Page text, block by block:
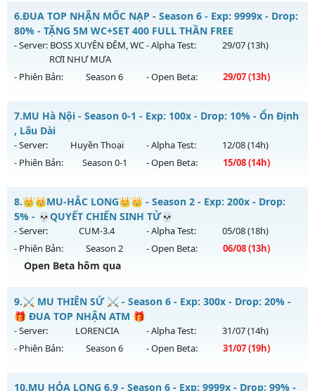
Thể loại: Mu Nguyên bản Webzen
Antihack: GoldShield
💥 MU HÀ NỘI 💥 - 💎 ĐUA TOP NHẬN ATM- pk 24/24💎
Mu mới ra tháng 08 2026 - Mở máy chủDEVIAS
ngày 07/08/2626
Exp: 150x - Drop: 5%
Antihack: BDCAM
6.ĐUA TOP NHẬN MỐC NẠP - Season 6 - Exp: 9999x - Drop:
80% - TẶNG 5M WC+SET 400 FULL THẦN FREE
- Server: BOSS XUYÊN ĐÊM, WC
RƠI NHƯ MƯA
- Alpha Test: 29/07(13h)
- Phiên Bản: Season 6 - Open Beta: 29/07(13h)
ĐUA TOP NHẬN MỐC NẠP - TẶNG 5M WC+SET 400 FULL
THẦN FREE
Mu mới ra tháng 07 2026 - Mở máy chủ
BOSS XUYÊN ĐÊM,
WC RƠI NHƯ MƯAvào 13h ngày 29/07/2626
Kiểu reset: Reset In Game
Thể loại: Mu Nguyên bản Webzen
Antihack: KHÔNG THỂ HACK
7.MU Hà Nội - Season 0-1 - Exp: 100x - Drop: 10% - Ổn Định
, Lâu Dài
- Server: Huyền Thoại - Alpha Test: 12/08(14h)
- Phiên Bản:
Season 0-1 - Open Beta: 15/08(14h)
MU Hà Nội - Ổn Định , Lâu Dài
Mu mới ra tháng 08 2026 - Mở máy chủ
14h ngày 15/08/2626
Exp: 100x - Drop: 10%
Kiểu reset: Reset In Game
Thể loại: Mu Nguyên bản Webzen
Antihack: ICM
8.👑👑MU-HẮC LONG👑👑 - Season 2 - Exp: 200x - Drop:
5% - 💀QUYẾT CHIẾN SINH TỬ💀
- Server: CUM-3.4 - Alpha Test: 05/08(18h)
- Phiên Bản:
Season 2 - Open Beta: 06/08(13h)
Open Beta hôm qua
👑👑MU-HẮC LONG👑👑 - 💀QUYẾT CHIẾN SINH TỬ💀
Mu mới ra tháng 08 2026 - Mở máy chủ
ngày 06/08/2626
Exp: 200x - Drop: 5%
9.⚔️ MU THIÊN SỨ ⚔️ - Season 6 - Exp: 300x - Drop: 20% -
🎁 ĐUA TOP NHẬN ATM 🎁
- Server: LORENCIA - Alpha Test: 31/07(14h)
- Phiên Bản:
Season 6 - Open Beta: 31/07(19h)
⚔️ MU THIÊN SỨ ⚔️ - 🎁 ĐUA TOP NHẬN ATM 🎁
10.MU HỎA LONG 6.9 - Season 6 - Exp: 9999x - Drop: 99% -